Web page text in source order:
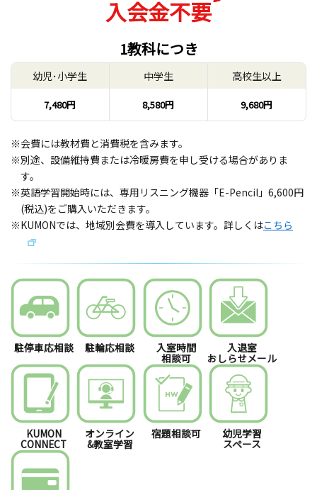
入会金不要
1教科につき
幼児･小学生
7,480円
中学生
8,580円
高校生以上
9,680円
※会費には教材費と消費税を含みます。
※別途、設備維持費または冷暖房費を申し受ける場合がありま
す。
※英語学習開始時には、専用リスニング機器「E-Pencil」6,600円
(税込)をご購入いただきます。
※KUMONでは、地域別会費を導入しています。詳しくはこちら
駐停車応相談 駐輪応相談 入室時間
相談可
入退室
おしらせメール
KUMON
CONNECT
オンライン
&教室学習
宿題相談可 幼児学習
スペース